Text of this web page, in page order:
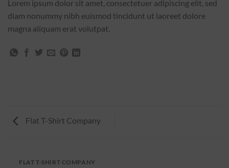
Lorem ipsum dolor sit amet, consectetuer adipiscing elit, sed
diam nonummy nibh euismod tincidunt ut laoreet dolore
magna aliquam erat volutpat.
Flat T-Shirt Company
FLAT T-SHIRT COMPANY